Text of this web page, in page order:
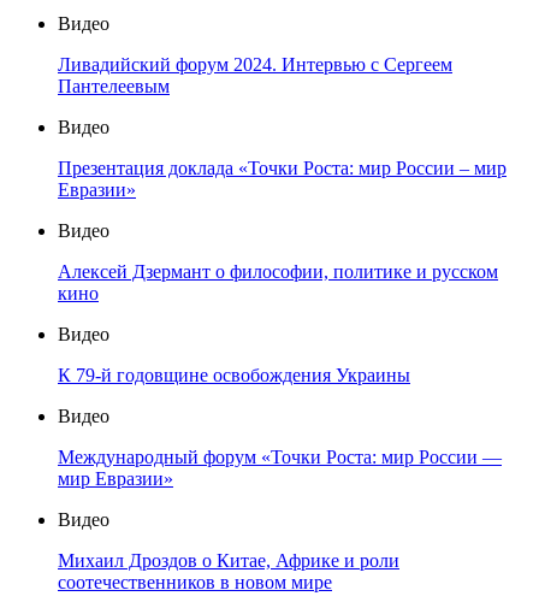
Видео
Ливадийский форум 2024. Интервью с Сергеем
Пантелеевым
Видео
Презентация доклада «Точки Роста: мир России – мир
Евразии»
Видео
Алексей Дзермант о философии, политике и русском
кино
Видео
К 79-й годовщине освобождения Украины
Видео
Международный форум «Точки Роста: мир России —
мир Евразии»
Видео
Михаил Дроздов о Китае, Африке и роли
соотечественников в новом мире